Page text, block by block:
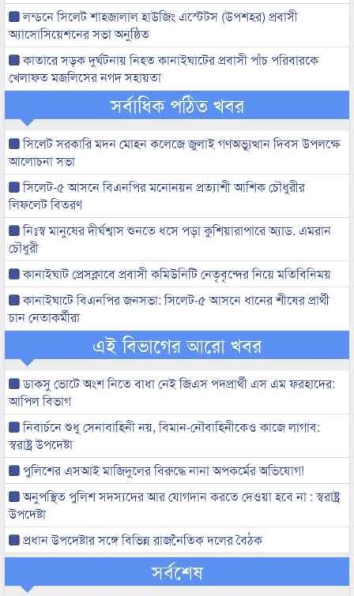
লন্ডনে সিলেট শাহজালাল হাউজিং এস্টেটস (উপশহর) প্রবাসী
অ্যাসোসিয়েশনের সভা অনুষ্ঠিত
কাতারে সড়ক দুর্ঘটনায় নিহত কানাইঘাটের প্রবাসী পাঁচ পরিবারকে
খেলাফত মজলিসের নগদ সহায়তা
সর্বাধিক পঠিত খবর
সিলেট সরকারি মদন মোহন কলেজে জুলাই গণঅভ্যুত্থান দিবস উপলক্ষে
আলোচনা সভা
সিলেট-৫ আসনে বিএনপির মনোনয়ন প্রত্যাশী আশিক চৌধুরীর
লিফলেট বিতরণ
নিঃস্ব মানুষের দীর্ঘশ্বাস শুনতে ধসে পড়া কুশিয়ারাপারে অ্যাড. এমরান
চৌধুরী
কানাইঘাট প্রেসক্লাবে প্রবাসী কমিউনিটি নেতৃবৃন্দের নিয়ে মতিবিনিময়
কানাইঘাটে বিএনপির জনসভা: সিলেট-৫ আসনে ধানের শীষের প্রার্থী
চান নেতাকর্মীরা
এই বিভাগের আরো খবর
ডাকসু ভোটে অংশ নিতে বাধা নেই জিএস পদপ্রার্থী এস এম ফরহাদের:
আপিল বিভাগ
নিবার্চনে শুধু সেনাবাহিনী নয়, বিমান-নৌবাহিনীকেও কাজে লাগাব:
স্বরাষ্ট্র উপদেষ্টা
পুলিশের এসআই মাজিদুলের বিরুদ্ধে নানা অপকর্মের অভিযোগ!
অনুপস্থিত পুলিশ সদস্যদের আর যোগদান করতে দেওয়া হবে না : স্বরাষ্ট্র
উপদেষ্টা
প্রধান উপদেষ্টার সঙ্গে বিভিন্ন রাজনৈতিক দলের বৈঠক
সর্বশেষ